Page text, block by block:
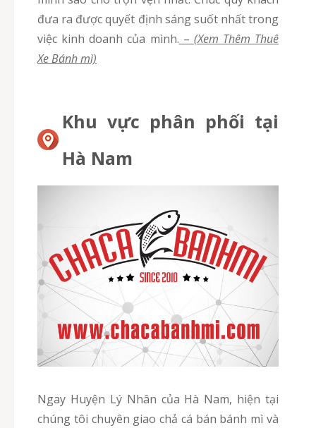
đưa ra được quyết định sáng suốt nhất trong
việc kinh doanh của mình. – (Xem Thêm Thuê
Xe Bánh mì)
Khu vực phân phối tại
Hà Nam
Ngay Huyện Lý Nhân của Hà Nam, hiện tại
chúng tôi chuyên giao chả cá bán bánh mì và